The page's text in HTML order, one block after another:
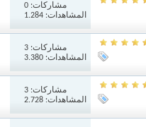
مشاركات:0
المشاهدات: 1.284
مشاركات:3
المشاهدات: 3.380
مشاركات:3
المشاهدات: 2.728